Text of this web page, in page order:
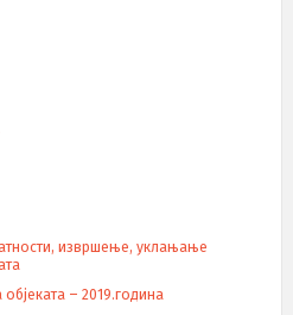
извршење, уклањање
– 2019.година